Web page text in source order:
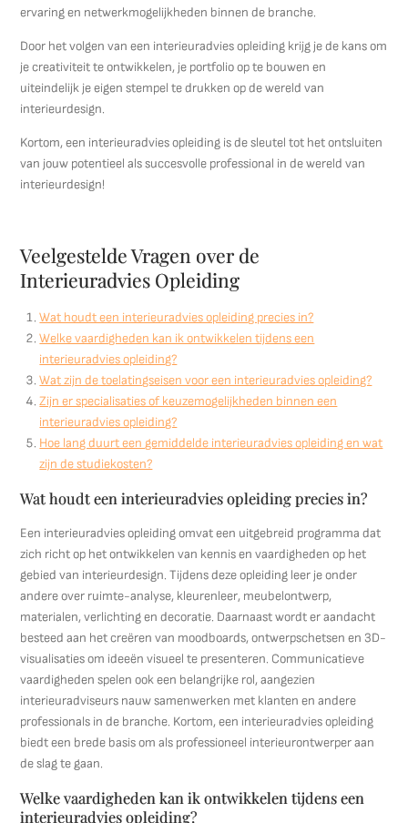
ervaring en netwerkmogelijkheden binnen de branche.
Door het volgen van een interieuradvies opleiding krijg je de kans om
je creativiteit te ontwikkelen, je portfolio op te bouwen en
uiteindelijk je eigen stempel te drukken op de wereld van
interieurdesign.
Kortom, een interieuradvies opleiding is de sleutel tot het ontsluiten
van jouw potentieel als succesvolle professional in de wereld van
interieurdesign!
Veelgestelde Vragen over de
Interieuradvies Opleiding
Wat houdt een interieuradvies opleiding precies in?
Welke vaardigheden kan ik ontwikkelen tijdens een
interieuradvies opleiding?
Wat zijn de toelatingseisen voor een interieuradvies opleiding?
Zijn er specialisaties of keuzemogelijkheden binnen een
interieuradvies opleiding?
Hoe lang duurt een gemiddelde interieuradvies opleiding en wat
zijn de studiekosten?
Wat houdt een interieuradvies opleiding precies in?
Een interieuradvies opleiding omvat een uitgebreid programma dat
zich richt op het ontwikkelen van kennis en vaardigheden op het
gebied van interieurdesign. Tijdens deze opleiding leer je onder
andere over ruimte-analyse, kleurenleer, meubelontwerp,
materialen, verlichting en decoratie. Daarnaast wordt er aandacht
besteed aan het creëren van moodboards, ontwerpschetsen en 3D-
visualisaties om ideeën visueel te presenteren. Communicatieve
vaardigheden spelen ook een belangrijke rol, aangezien
interieuradviseurs nauw samenwerken met klanten en andere
professionals in de branche. Kortom, een interieuradvies opleiding
biedt een brede basis om als professioneel interieurontwerper aan
de slag te gaan.
Welke vaardigheden kan ik ontwikkelen tijdens een
interieuradvies opleiding?